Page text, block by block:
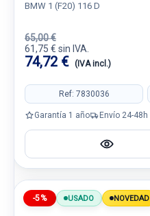
BMW 1 (F20) 116 D
65,00 €
61,75 € sin IVA.
74,72 € (IVA incl.)
Ref: 7830036
Garantía 1 año Envío 24-48h
-5% USADO NOVEDAD